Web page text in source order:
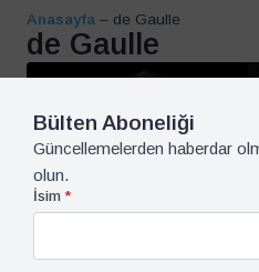
Anasayfa – de Gaulle
de Gaulle
Bülten Aboneliği
Güncellemelerden haberdar
olun.
İsim *